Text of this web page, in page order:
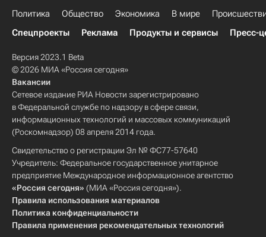
Политика Общество Экономика В мире
Спецпроекты
Реклама Продукты и сервисы Пресс-
Версия 2023.1 Beta
© 2026 МИА «Россия сегодня»
Вакансии
Сетевое издание РИА Новости зарегистрировано
в Федеральной службе по надзору в сфере связи,
информационных технологий и массовых коммуникаций
(Роскомнадзор) 08 апреля 2014 года.
Свидетельство о регистрации Эл № ФС77-57640
Учредитель: Федеральное государственное унитарное
предприятие Международное информационное агентство
«Россия сегодня» (МИА «Россия сегодня»).
Правила использования материалов
Политика конфиденциальности
Правила применения рекомендательных технологий